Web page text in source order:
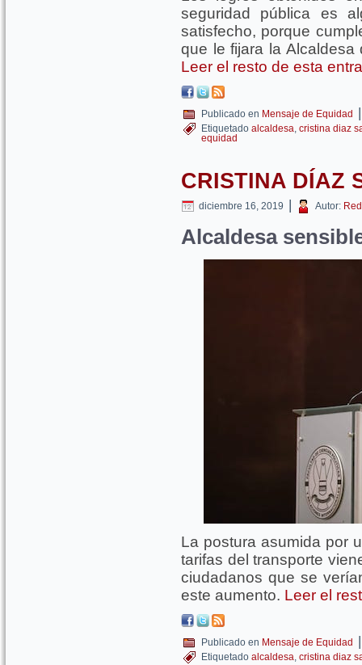
seguridad pública es
satisfecho, porque
que le fijara la Alcaldesa
Leer el resto de esta
Publicado en Mensaje de Equidad |
Etiquetado alcaldesa, cristina diaz
equidad
CRISTINA DÍAZ
diciembre 16, 2019 | Autor:
Alcaldesa
La postura asumida por
tarifas del transporte
ciudadanos que se
este aumento. Leer el
Publicado en Mensaje de Equidad |
Etiquetado alcaldesa, cristina diaz